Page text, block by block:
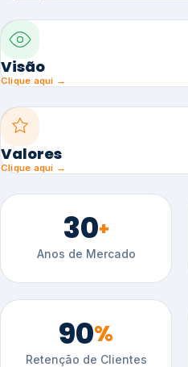
Visão
Clique aqui →
Valores
Clique aqui →
30+
Anos de Mercado
90%
Retenção de Clientes